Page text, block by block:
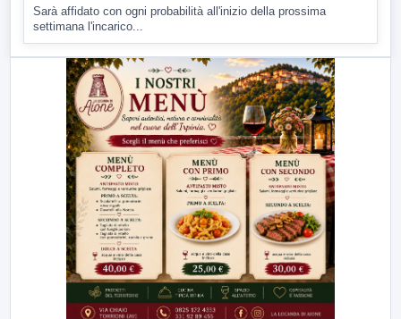
Sarà affidato con ogni probabilità all'inizio della prossima
settimana l'incarico...